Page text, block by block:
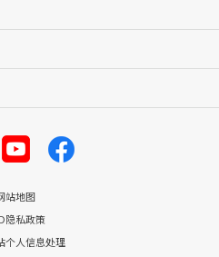
站地图
隐私政策
个人信息处理